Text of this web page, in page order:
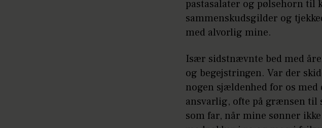
pastasalater og pølsehorn til
sammenskudsgilder og
med alvorlig mine.
Især sidstnævnte bed med
og begejstringen. Var der
nogen sjældenhed for os
ansvarlig, ofte på grænsen til
som far, når mine sønner